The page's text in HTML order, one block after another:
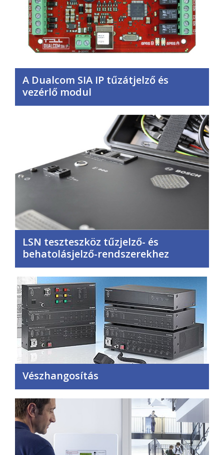
A Dualcom SIA IP tűzátjelző és
vezérlő modul
LSN teszteszköz tűzjelző- és
behatolásjelző-rendszerekhez
Vészhangosítás